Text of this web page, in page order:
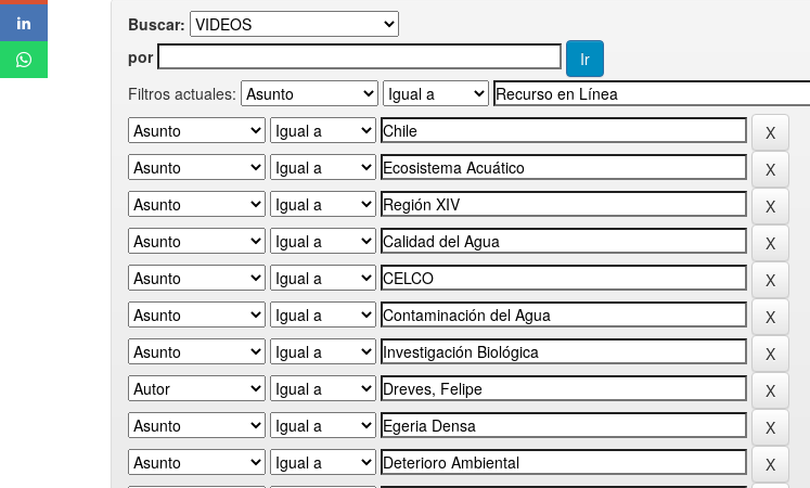
Buscar:
por
Filtros actuales: